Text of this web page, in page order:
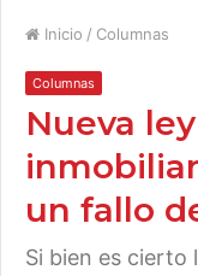
Inicio / Columnas
Columnas
Nueva
un fallo
Si bien es cierto